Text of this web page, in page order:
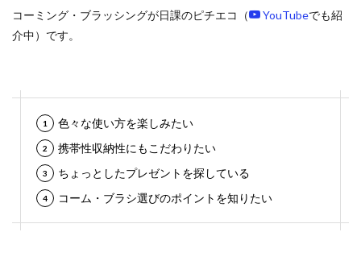
コーミング・ブラッシングが日課のピチエコ（ YouTubeでも紹
介中）です。
色々な使い方を楽しみたい
携帯性収納性にもこだわりたい
ちょっとしたプレゼントを探している
コーム・ブラシ選びのポイントを知りたい